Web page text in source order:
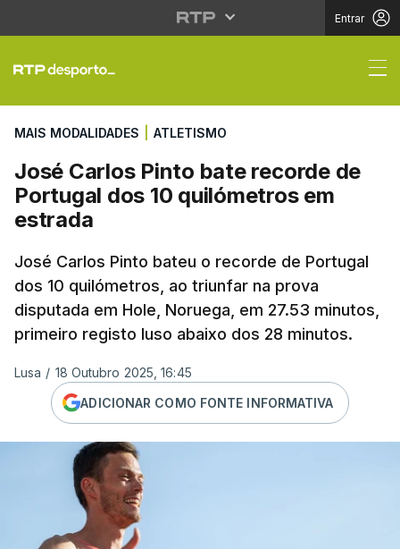
Entrar
José Carlos Pinto
MAIS MODALIDADES ATLETISMO
José Carlos Pinto bate recorde de
Portugal dos 10 quilómetros em
estrada
José Carlos Pinto bateu o recorde de Portugal
dos 10 quilómetros, ao triunfar na prova
disputada em Hole, Noruega, em 27.53 minutos,
primeiro registo luso abaixo dos 28 minutos.
Lusa / 18 Outubro 2025, 16:45
ADICIONAR COMO FONTE INFORMATIVA